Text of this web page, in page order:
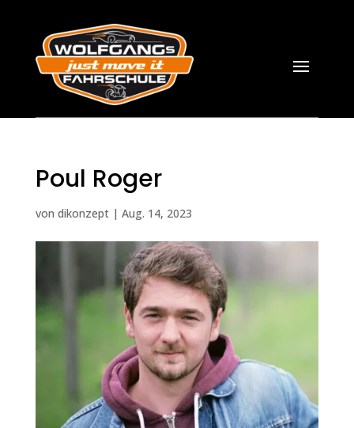
Poul Roger
von dikonzept| Aug. 14, 2023